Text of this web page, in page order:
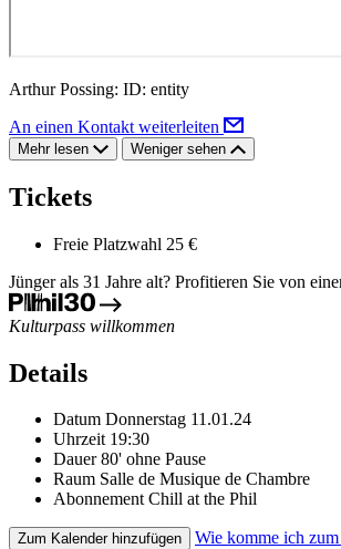
Arthur Possing: ID: entity
An einen Kontakt weiterleiten
Mehr lesen Weniger sehen
Tickets
Freie Platzwahl 25 €
Jünger als 31 Jahre alt? Profitieren Sie von
Kulturpass willkommen
Details
Datum Donnerstag 11.01.24
Uhrzeit 19:30
Dauer 80' ohne Pause
Raum Salle de Musique de Chambre
Abonnement Chill at the Phil
Zum Kalender hinzufügen Wie komme ich